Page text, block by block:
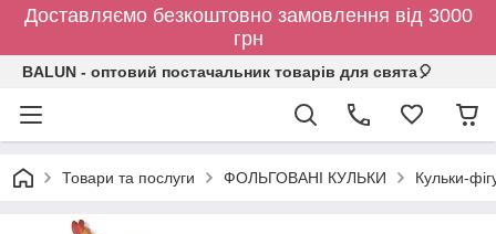
Доставляємо безкоштовно замовлення від 3000
грн
BALUN - оптовий постачальник товарів для свята🎈
Товари та послуги ФОЛЬГОВАНІ КУЛЬКИ Кульки-